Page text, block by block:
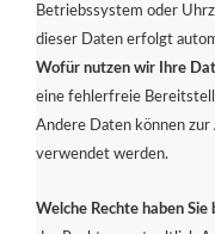
Betriebssystem oder
dieser Daten erfolgt
Wofür nutzen wir Ihre
eine fehlerfreie
Andere Daten können
verwendet werden.
Welche Rechte haben